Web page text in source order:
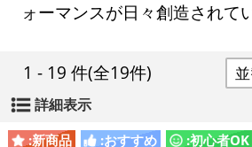
ォーマンスが日々創造されて
1 - 19 件(全19件)
詳細表示
:新商品 :おすすめ :初心者OK